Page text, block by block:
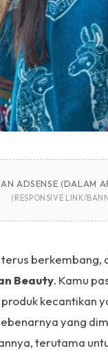
ADSENSE (DALAM
(RESPONSIVE LINK/
berkembang,
Beauty. Kamu
kecantikan
yang
terutama